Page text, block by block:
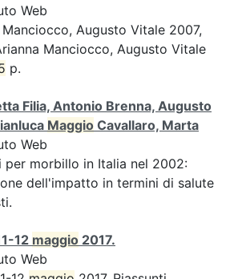
Web
Augusto Vitale 2007,
Manciocco, Augusto Vitale
p.
Filia, Antonio Brenna, Augusto
Maggio Cavallaro, Marta
Web
per morbillo in Italia nel 2002:
dell'impatto in termini di salute
12 maggio 2017.
Web